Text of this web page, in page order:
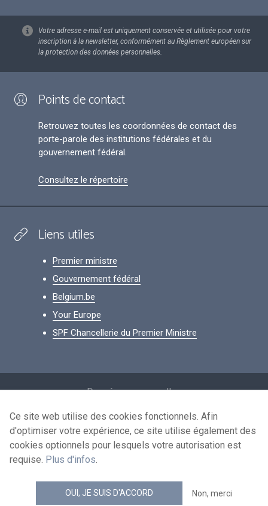
Votre adresse e-mail est uniquement conservée et utilisée pour votre
inscription à la newsletter, conformément au Règlement européen sur
la protection des données personnelles.
Points de contact
Retrouvez toutes les coordonnées de contact des
porte-parole des institutions fédérales et du
gouvernement fédéral.
Consultez le répertoire
Liens utiles
Premier ministre
Gouvernement fédéral
Belgium.be
Your Europe
SPF Chancellerie du Premier Ministre
Données personnelles
Conditions de réutilisation
Contactez-nous
news.belgium flux RSS
Ce site web utilise des cookies fonctionnels. Afin
d'optimiser votre expérience, ce site utilise également des
cookies optionnels pour lesquels votre autorisation est
requise. Plus d'infos.
OUI, JE SUIS D'ACCORD Non, merci